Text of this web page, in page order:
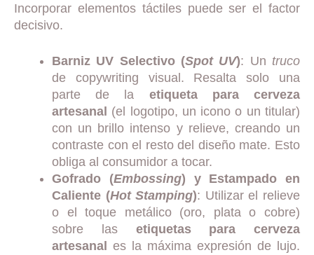
Incorporar elementos táctiles puede ser el factor
decisivo.
Barniz UV Selectivo (Spot UV): Un truco
de copywriting visual. Resalta solo una
parte de la etiqueta para cerveza
artesanal (el logotipo, un icono o un titular)
con un brillo intenso y relieve, creando un
contraste con el resto del diseño mate. Esto
obliga al consumidor a tocar.
Gofrado (Embossing) y Estampado en
Caliente (Hot Stamping): Utilizar el relieve
o el toque metálico (oro, plata o cobre)
sobre las etiquetas para cerveza
artesanal
es la máxima expresión de lujo.